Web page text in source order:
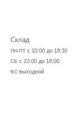
Склад
ПН-ПТ с 10:00 до 18:30
СБ с 10:00 до 18:00
ВС выходной